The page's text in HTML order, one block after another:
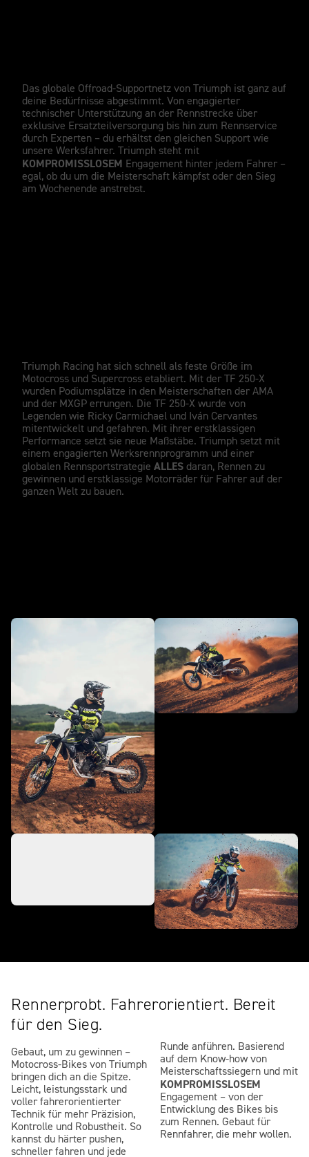
Das globale Offroad-Supportnetz von Triumph ist ganz auf
deine Bedürfnisse abgestimmt. Von engagierter
technischer Unterstützung an der Rennstrecke über
exklusive Ersatzteilversorgung bis hin zum Rennservice
durch Experten – du erhältst den gleichen Support wie
unsere Werksfahrer. Triumph steht mit
KOMPROMISSLOSEM Engagement hinter jedem Fahrer –
egal, ob du um die Meisterschaft kämpfst oder den Sieg
am Wochenende anstrebst.
Triumph Racing hat sich schnell als feste Größe im
Motocross und Supercross etabliert. Mit der TF 250-X
wurden Podiumsplätze in den Meisterschaften der AMA
und der MXGP errungen. Die TF 250-X wurde von
Legenden wie Ricky Carmichael und Iván Cervantes
mitentwickelt und gefahren. Mit ihrer erstklassigen
Performance setzt sie neue Maßstäbe. Triumph setzt mit
einem engagierten Werksrennprogramm und einer
globalen Rennsportstrategie ALLES daran, Rennen zu
gewinnen und erstklassige Motorräder für Fahrer auf der
ganzen Welt zu bauen.
Rennerprobt. Fahrerorientiert. Bereit
für den Sieg.
Gebaut, um zu gewinnen –
Motocross-Bikes von Triumph
bringen dich an die Spitze.
Leicht, leistungsstark und
voller fahrerorientierter
Technik für mehr Präzision,
Kontrolle und Robustheit. So
kannst du härter pushen,
schneller fahren und jede
Runde anführen. Basierend
auf dem Know-how von
Meisterschaftssiegern und mit
KOMPROMISSLOSEM
Engagement – von der
Entwicklung des Bikes bis
zum Rennen. Gebaut für
Rennfahrer, die mehr wollen.